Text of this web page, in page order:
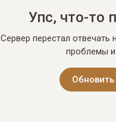
Упс, что-то
Сервер перестал
проблемы